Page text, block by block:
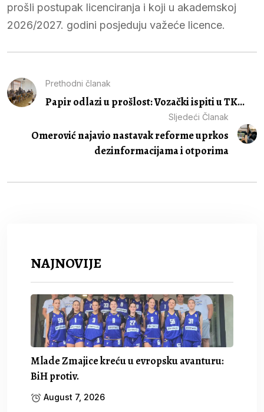
prošli postupak licenciranja i koji u akademskoj
2026/2027. godini posjeduju važeće licence.
Prethodni članak
Papir odlazi u prošlost: Vozački ispiti u TK...
Sljedeći Članak
Omerović najavio nastavak reforme uprkos
dezinformacijama i otporima
NAJNOVIJE
Mlade Zmajice kreću u evropsku avanturu:
BiH protiv.
August 7, 2026